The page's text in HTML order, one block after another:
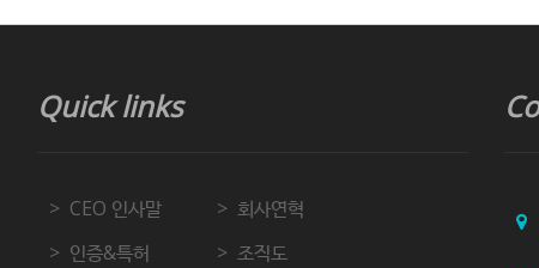
Quick links
CEO 인사말
회사연혁
인증&특허
조직도